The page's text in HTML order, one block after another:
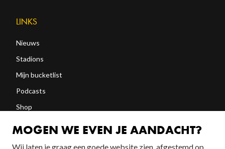
LINKS
Nieuws
Stadions
Mijn bucketlist
Podcasts
Shop
MOGEN WE EVEN JE AANDACHT?
Wij laten je graag een goede website zien, afgestemd op